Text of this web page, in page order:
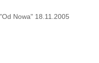
Nowa" 18.11.2005